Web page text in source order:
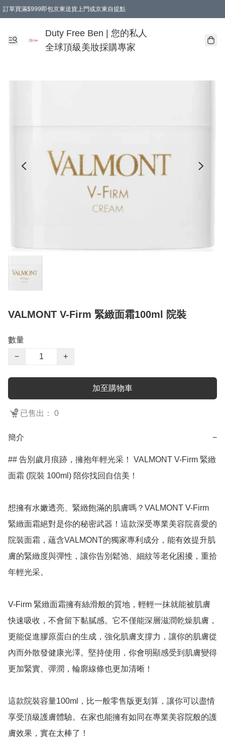
訂單買滿$999即包京東送貨上門或京東自提點
Duty Free Ben | 您的私人
全球頂級美妝採購專家
VALMONT V-Firm 緊緻面霜100ml 院裝
數量
−
+
加至購物車
已售出： 0
簡介 −
## 告別歲月痕跡，擁抱年輕光采！ VALMONT V-Firm 緊緻
面霜 (院裝 100ml) 陪你找回自信美！
想擁有水嫩透亮、緊緻飽滿的肌膚嗎？VALMONT V-Firm
緊緻面霜絕對是你的秘密武器！這款深受專業美容院喜愛的
院裝面霜，蘊含VALMONT的獨家專利成分，能有效提升肌
膚的緊緻度與彈性，讓你告別鬆弛、細紋等老化困擾，重拾
年輕光采。
V-Firm 緊緻面霜擁有絲滑般的質地，輕輕一抹就能被肌膚
快速吸收，不會留下黏膩感。它不僅能深層滋潤乾燥肌膚，
更能促進膠原蛋白的生成，強化肌膚支撐力，讓你的肌膚從
內而外散發健康光澤。堅持使用，你會明顯感受到肌膚變得
更加緊實、彈潤，輪廓線條也更加清晰！
這款院裝容量100ml，比一般零售版更划算，讓你可以盡情
享受頂級護膚體驗。在家也能擁有如同在專業美容院般的護
膚效果，實在太棒了！